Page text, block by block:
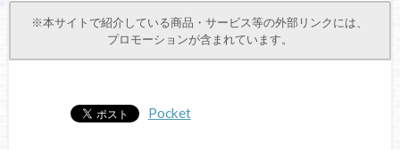
※本サイトで紹介している商品・サービス等の外部リンクには、
プロモーションが含まれています。
Pocket